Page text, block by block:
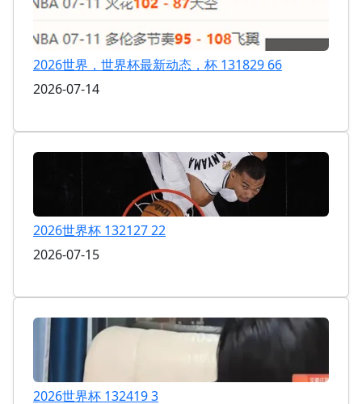
2026世界，世界杯最新动态，杯 131829 66
2026-07-14
2026世界杯 132127 22
2026-07-15
2026世界杯 132419 3